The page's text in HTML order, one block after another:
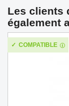
Les clients
également
COMPATIBLE